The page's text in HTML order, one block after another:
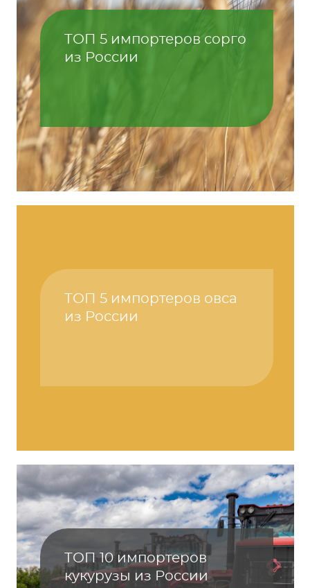
ТОП 5 импортеров сорго
из России
ТОП 5 импортеров овса
из России
ТОП 10 импортеров
кукурузы из России